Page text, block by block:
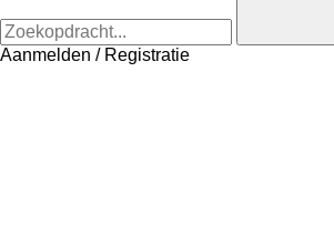
Aanmelden / Registratie